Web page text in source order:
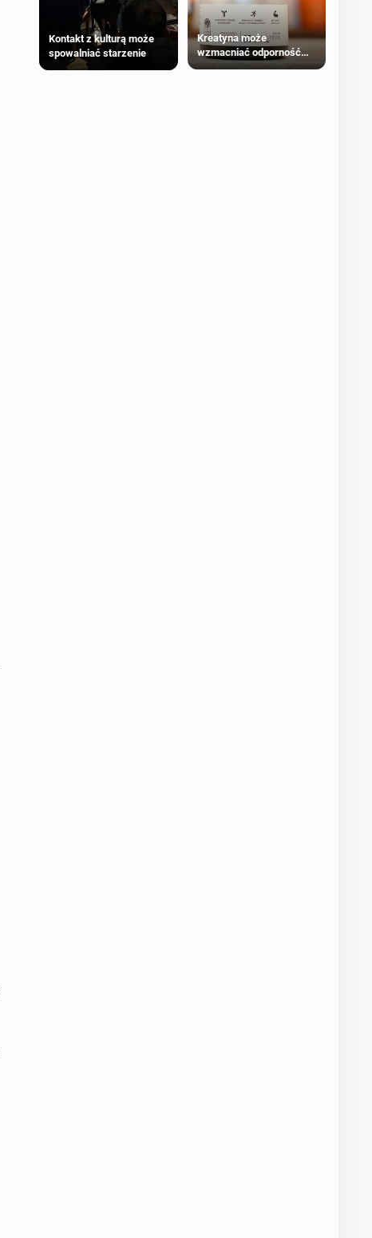
Kontakt z kulturą może
spowalniać starzenie
Kreatyna może
wzmacniać odporność
przeciw nowotworom